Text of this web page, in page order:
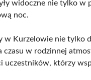
widoczne nie tylko
noc.
Kurzelowie nie tylko
czasu w rodzinnej
uczestników, którzy